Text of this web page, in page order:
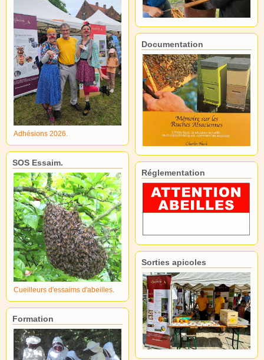
Adhésions 2026.
SOS Essaim.
Cueilleurs d'essaims d'abeilles.
Formation
Documentation
Réglementation
Sorties apicoles